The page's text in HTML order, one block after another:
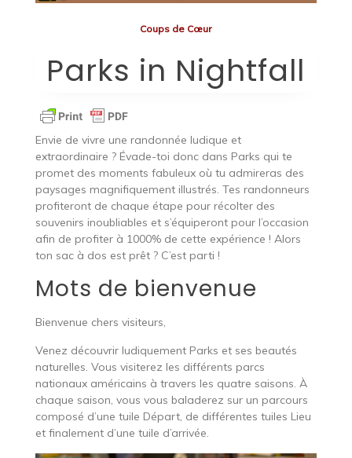
Coups de Cœur
Parks in Nightfall
Envie de vivre une randonnée ludique et
extraordinaire ? Évade-toi donc dans Parks qui te
promet des moments fabuleux où tu admireras des
paysages magnifiquement illustrés. Tes randonneurs
profiteront de chaque étape pour récolter des
souvenirs inoubliables et s’équiperont pour l’occasion
afin de profiter à 1000% de cette expérience ! Alors
ton sac à dos est prêt ? C’est parti !
Mots de bienvenue
Bienvenue chers visiteurs,
Venez découvrir ludiquement Parks et ses beautés
naturelles. Vous visiterez les différents parcs
nationaux américains à travers les quatre saisons. À
chaque saison, vous vous baladerez sur un parcours
composé d’une tuile Départ, de différentes tuiles Lieu
et finalement d’une tuile d’arrivée.